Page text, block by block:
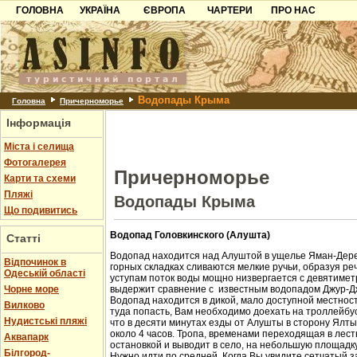
ГОЛОВНА
УКРАЇНА
Карпати
Азов
Причорноморря
Шацьк
ЄВРОПА
Чорногорія
Хорватія
Болгарія
Албанія
ЧАРТЕРИ
ПРО НАС
Контакти
Партнерам
Додати готель
Головна Причерноморье Водопады Крыма
Інформація
Міста і селища
Фотогалерея
Карти та схеми
Пляжі
Що подивитись
Статті
Відпочинок в
Одеській області
Чорне море
Вилково
Нудистські пляжі
Аквапарк
Білгород-
Причерноморье
Водопады Крыма
Водопад Головкинского (Алушта)
Водопад находится над Алуштой в ущелье Яман-
горных складках сливаются мелкие ручьи, образуя
уступам поток воды мощно низвергается с
выдержит сравнение с известным водопадом Джур-
Водопад находится в дикой, мало доступной
туда попасть, Вам необходимо доехать на
что в десяти минутах езды от Алушты в сторону
около 4 часов. Тропа, временами переходящая в
остановкой и выводит в село, на небольшую